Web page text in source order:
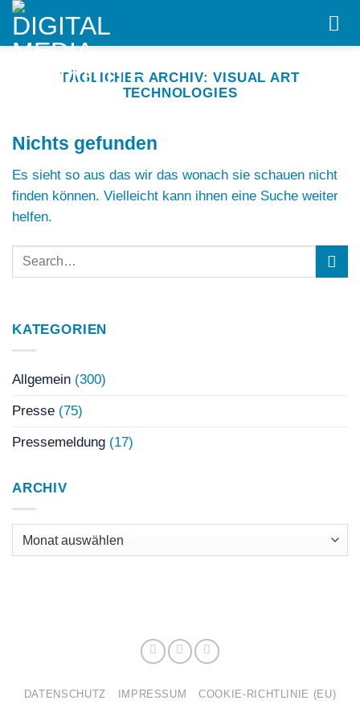
Skip
content
TÄGLICHER ARCHIV:VISUAL ART
TECHNOLOGIES
Nichts gefunden
Es sieht so aus das wir das wonach sie schauen nicht
finden können. Vielleicht kann ihnen eine Suche weiter
helfen.
KATEGORIEN
Allgemein (300)
Presse (75)
Pressemeldung (17)
ARCHIV
Archiv
DATENSCHUTZ IMPRESSUM COOKIE-RICHTLINIE (EU)